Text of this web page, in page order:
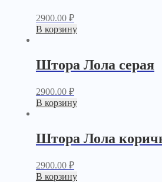
2900.00 ₽
В корзину
Штора Лола серая
2900.00 ₽
В корзину
Штора Лола
2900.00 ₽
В корзину